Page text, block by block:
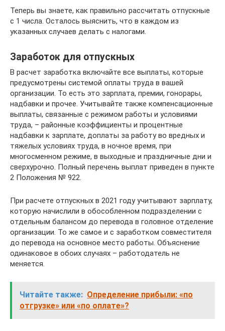
Теперь вы знаете, как правильно рассчитать отпускные
с 1 числа. Осталось выяснить, что в каждом из
указанных случаев делать с налогами.
Заработок для отпускных
В расчет заработка включайте все выплаты, которые
предусмотрены системой оплаты труда в вашей
организации. То есть это зарплата, премии, гонорары,
надбавки и прочее. Учитывайте также компенсационные
выплаты, связанные с режимом работы и условиями
труда, – районные коэффициенты и процентные
надбавки к зарплате, доплаты за работу во вредных и
тяжелых условиях труда, в ночное время, при
многосменном режиме, в выходные и праздничные дни и
сверхурочно. Полный перечень выплат приведен в пункте
2 Положения № 922.
При расчете отпускных в 2021 году учитывают зарплату,
которую начислили в обособленном подразделении с
отдельным балансом до перевода в головное отделение
организации. То же самое и с заработком совместителя
до перевода на основное место работы. Объяснение
одинаковое в обоих случаях – работодатель не
меняется.
Читайте также: Определение прибыли: «по
отгрузке» или «по оплате»?